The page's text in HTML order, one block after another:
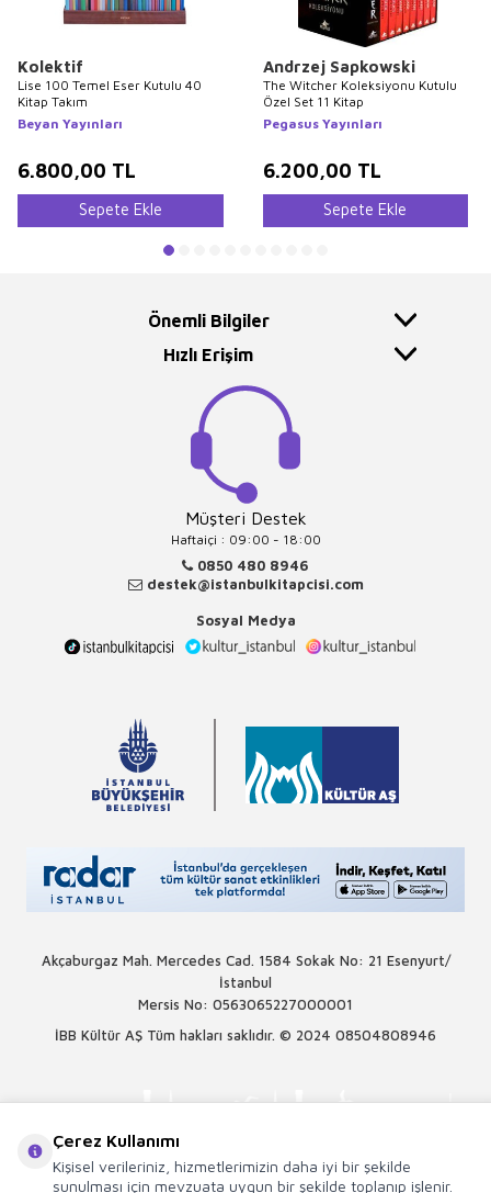
Kolektif
Lise 100 Temel Eser Kutulu 40
Kitap Takım
Beyan Yayınları
6.800,00 TL
Sepete Ekle
Andrzej Sapkowski
The Witcher Koleksiyonu Kutulu
Özel Set 11 Kitap
Pegasus Yayınları
6.200,00 TL
Sepete Ekle
Önemli Bilgiler
Hızlı Erişim
Müşteri Destek
Haftaiçi : 09:00 - 18:00
0850 480 8946
destek@istanbulkitapcisi.com
Sosyal Medya
Akçaburgaz Mah. Mercedes Cad. 1584 Sokak No: 21 Esenyurt/
İstanbul
Mersis No: 0563065227000001
İBB Kültür AŞ Tüm hakları saklıdır. © 2024 08504808946
Çerez Kullanımı
Kişisel verileriniz, hizmetlerimizin daha iyi bir şekilde
sunulması için mevzuata uygun bir şekilde toplanıp işlenir.